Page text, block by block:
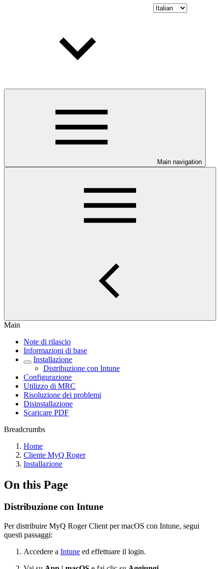
Main navigation
Main
Note di rilascio
Informazioni di base
Installazione
Distribuzione con Intune
Configurazione
Utilizzo di MRC
Risoluzione dei problemi
Disinstallazione
Scaricare PDF
Breadcrumbs
Home
Cliente MyQ Roger
Installazione
On this Page
Distribuzione con Intune
Per distribuire MyQ Roger Client per macOS con Intune, segui
questi passaggi:
Accedere a Intune ed effettuare il login.